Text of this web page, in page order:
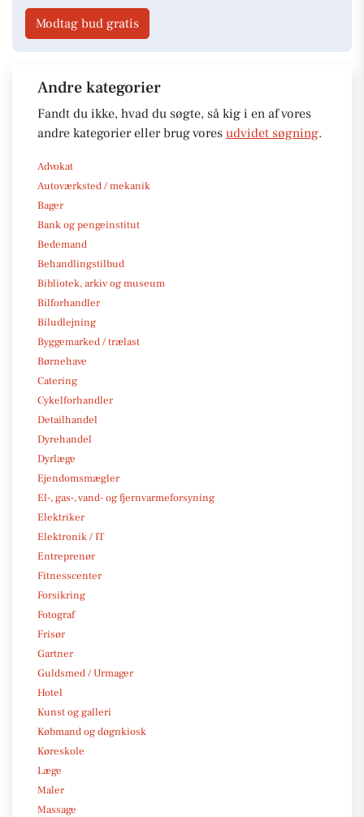
Modtag bud gratis
Andre kategorier
Fandt du ikke, hvad du søgte, så kig i en af vores
andre kategorier eller brug vores udvidet søgning.
Advokat
Autoværksted / mekanik
Bager
Bank og pengeinstitut
Bedemand
Behandlingstilbud
Bibliotek, arkiv og museum
Bilforhandler
Biludlejning
Byggemarked / trælast
Børnehave
Catering
Cykelforhandler
Detailhandel
Dyrehandel
Dyrlæge
Ejendomsmægler
El-, gas-, vand- og fjernvarmeforsyning
Elektriker
Elektronik / IT
Entreprenør
Fitnesscenter
Forsikring
Fotograf
Frisør
Gartner
Guldsmed / Urmager
Hotel
Kunst og galleri
Købmand og døgnkiosk
Køreskole
Læge
Maler
Massage